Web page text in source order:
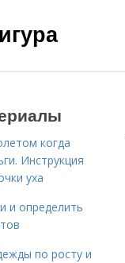
когда
Инструкция
уха
и определить
по росту и